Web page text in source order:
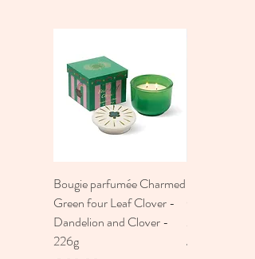
Bougie parfumée Charmed
Green four Leaf Clover -
Dandelion and Clover -
226g
Moon
Prijs
€ 30,00